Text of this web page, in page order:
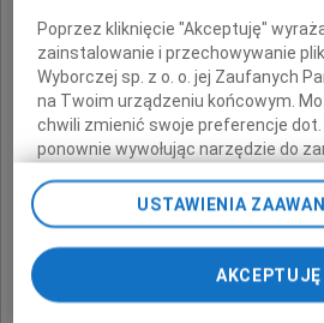
Z wielkim żalem
Człowieka
Jej odejście
które
i stanowiło dla
Msza święta za
dnia 17
Poprzez kliknięcie "Akceptuję"
zainstalowanie i przechowywanie
Wyborczej sp. z o. o. jej Zaufanych
na Twoim urządzeniu końcowym.
chwili zmienić swoje preferencje dot.
ponownie wywołując narzędzie do
odnośnik „Ustawienia prywatności”
przechodząc do sekcji „Ustawienia
Zmiana ustawień plików cookie
pomocą ustawień przeglądarki.
USTAWIENIA
AKCEPTUJĘ